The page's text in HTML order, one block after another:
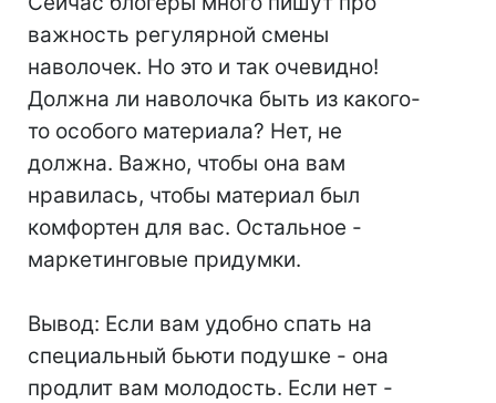
важность регулярной смены
наволочек. Но это и так очевидно!
Должна ли наволочка быть из какого-
то особого материала? Нет, не
должна. Важно, чтобы она вам
нравилась, чтобы материал был
комфортен для вас. Остальное -
маркетинговые придумки.
Вывод: Если вам удобно спать на
специальный бьюти подушке - она
продлит вам молодость. Если нет -